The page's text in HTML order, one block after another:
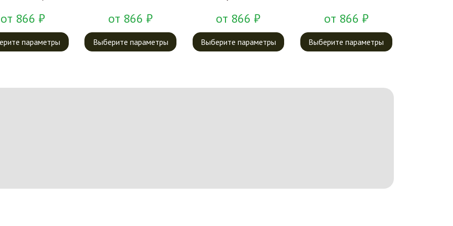
от 866 ₽
параметры
от 866₽
Выберите параметры
от 866₽
Выберите параметры
от 866 ₽
Выберите параметры